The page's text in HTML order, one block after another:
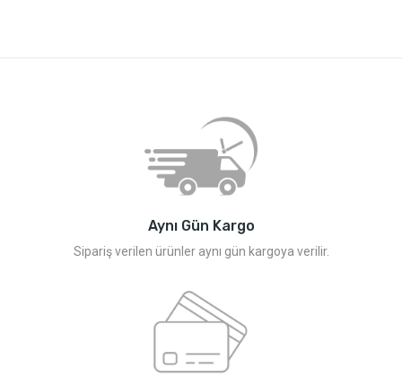
Aynı Gün Kargo
Sipariş verilen ürünler aynı gün kargoya verilir.